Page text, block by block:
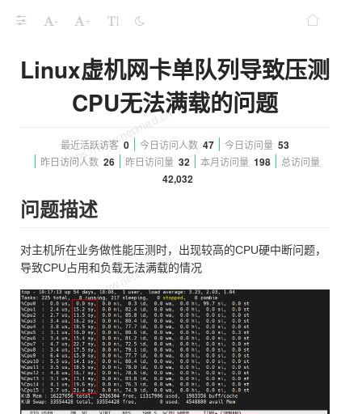
- +
Linux虚机网卡单队列导致压测
CPU无法满载的问题
最近活跃访客 0 今日访问人数 47 今日访问量 53
昨日访问人数 26 昨日访问量 32 本月访问量 198 总访问量
42,032
问题描述
对主机所在业务做性能压测时，出现较高的CPU硬中断问题，
导致CPU占用和负载无法满载的情况